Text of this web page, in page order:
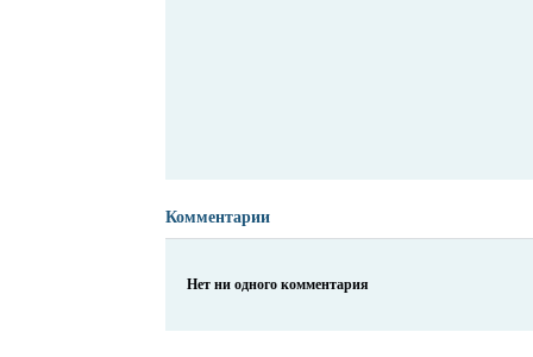
Комментарии
Нет ни одного комментария